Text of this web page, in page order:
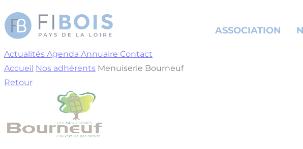
ASSOCIATION
Actualités Agenda Annuaire Contact
Accueil Nos adhérents Menuiserie Bourneuf
Retour